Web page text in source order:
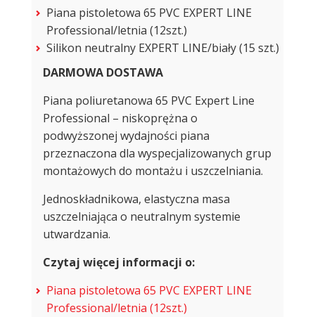
Piana pistoletowa 65 PVC EXPERT LINE
Professional/letnia (12szt.)
Silikon neutralny EXPERT LINE/biały (15 szt.)
DARMOWA DOSTAWA
Piana poliuretanowa 65 PVC Expert Line
Professional – niskoprężna o
podwyższonej wydajności piana
przeznaczona dla wyspecjalizowanych grup
montażowych do montażu i uszczelniania.
Jednoskładnikowa, elastyczna masa
uszczelniająca o neutralnym systemie
utwardzania.
Czytaj więcej informacji o:
Piana pistoletowa 65 PVC EXPERT LINE
Professional/letnia (12szt.)